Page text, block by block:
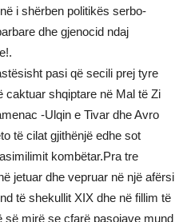
i shërben politikës serbo-
dhe gjenocid ndaj
pasi që secili prej tyre
caktuar shqiptare në Mal të Zi
-Ulqin e Tivar dhe Avro
të cilat gjithënjë edhe sot
kombëtar.Pra tre
jetuar dhe vepruar në një afërsi
të shekullit XIX dhe në fillim të
së mirë se çfarë pasojave mund